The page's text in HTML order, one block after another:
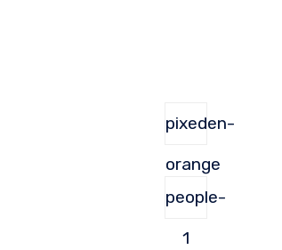
pixeden-
orange
people-
1